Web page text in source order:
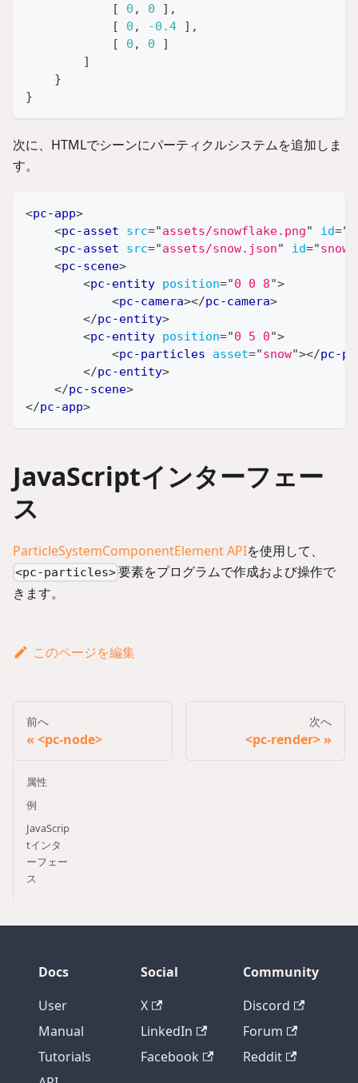
[
0 , 0 ] ,
[
0 , -0.4 ] ,
[
0 , 0
]
]
}
}
次に、HTMLでシーンにパーティクルシステムを追加しま
す。
<pc-app>
<pc-asset src="assets/snowflake.png" id="
<pc-asset src="assets/snow.json" id="snow
<pc-scene>
<pc-entity position="0 0 8">
<pc-camera></pc-camera>
</pc-entity>
<pc-entity position="0 5 0">
<pc-particles asset="snow"></pc-
</pc-entity>
</pc-scene>
</pc-app>
JavaScriptインターフェー
ス
ParticleSystemComponentElement APIを使用して、
<pc-particles>要素をプログラムで作成および操作で
きます。
このページを編集
前へ
<pc-node>
次へ
<pc-render>
属性
例
JavaScrip
tインタ
ーフェー
ス
Docs
User
Manual
Tutorials
Social
X
LinkedIn
Facebook
Community
Discord
Forum
Reddit